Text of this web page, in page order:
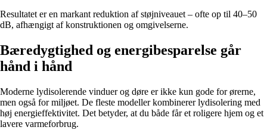
Resultatet er en markant reduktion af støjniveauet – ofte op til 40–50
dB, afhængigt af konstruktionen og omgivelserne.
Bæredygtighed og energibesparelse går
hånd i hånd
Moderne lydisolerende vinduer og døre er ikke kun gode for ørerne,
men også for miljøet. De fleste modeller kombinerer lydisolering med
høj energieffektivitet. Det betyder, at du både får et roligere hjem og et
lavere varmeforbrug.